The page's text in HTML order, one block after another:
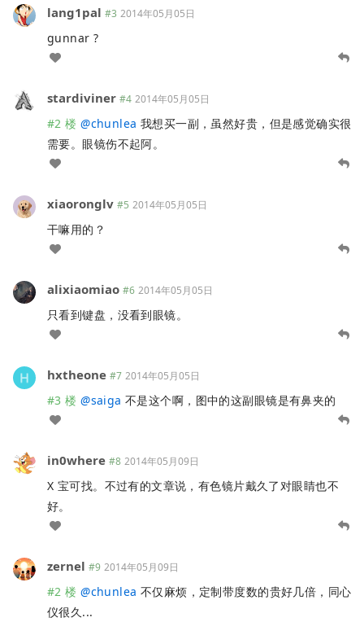
lang1pal #3 2014年05月05日
gunnar ?
stardiviner #4 2014年05月05日
#2 楼 @chunlea 我想买一副，虽然好贵，但是感觉确实很
需要。眼镜伤不起阿。
xiaoronglv #5 2014年05月05日
干嘛用的？
alixiaomiao #6 2014年05月05日
只看到键盘，没看到眼镜。
hxtheone #7 2014年05月05日
#3 楼 @saiga 不是这个啊，图中的这副眼镜是有鼻夹的
in0where #8 2014年05月09日
X 宝可找。不过有的文章说，有色镜片戴久了对眼睛也不
好。
zernel #9 2014年05月09日
#2 楼 @chunlea 不仅麻烦，定制带度数的贵好几倍，同心
仪很久...